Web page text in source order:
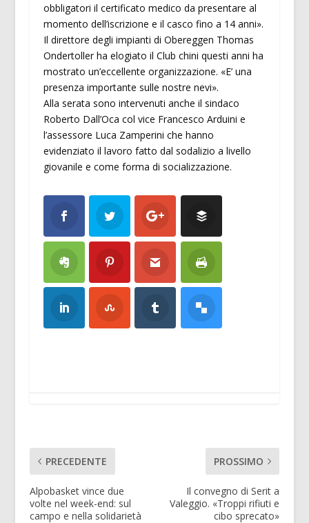
obbligatori il certificato medico da presentare al
momento dell’iscrizione e il casco fino a 14 anni».
Il direttore degli impianti di Obereggen Thomas
Ondertoller ha elogiato il Club chini questi anni ha
mostrato un’eccellente organizzazione. «E’ una
presenza importante sulle nostre nevi».
Alla serata sono intervenuti anche il sindaco
Roberto Dall’Oca col vice Francesco Arduini e
l’assessore Luca Zamperini che hanno
evidenziato il lavoro fatto dal sodalizio a livello
giovanile e come forma di socializzazione.
PRECEDENTE
Alpobasket vince due
volte nel week-end: sul
campo e nella solidarietà
PROSSIMO
Il convegno di Serit a
Valeggio. «Troppi rifiuti e
cibo sprecato»